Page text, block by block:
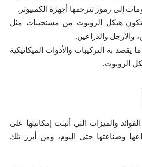
إلى رموز تترجمها أجهزة الكمبيوتر.
هيكل الروبوت من مستجيبات مثل
والأرجل والذراعين.
يقصد به التركيبات والأدوات الميكانيكية
الروبوت.
والميزات التي أثبتت إمكانيتها على
وصناعتها حتى اليوم، ومن أبرز تلك